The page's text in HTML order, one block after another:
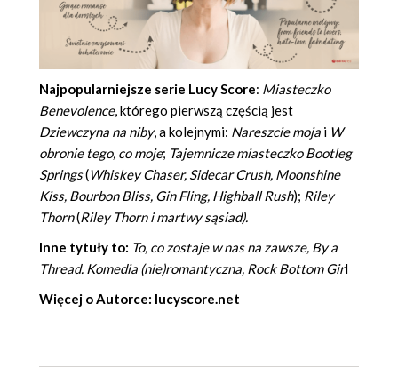
Najpopularniejsze serie Lucy Score: Miasteczko
Benevolence, którego pierwszą częścią jest
Dziewczyna na niby, a kolejnymi: Nareszcie moja i W
obronie tego, co moje; Tajemnicze miasteczko Bootleg
Springs(Whiskey Chaser, Sidecar Crush, Moonshine
Kiss, Bourbon Bliss, Gin Fling, Highball Rush); Riley
Thorn(Riley Thorn i martwy sąsiad).
Inne tytuły to: To, co zostaje w nas na zawsze, By a
Thread. Komedia (nie)romantyczna, Rock Bottom Girl
Więcej o Autorce: lucyscore.net